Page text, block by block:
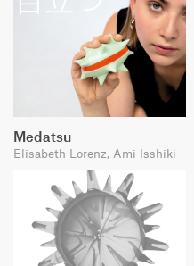
Medatsu
Elisabeth Lorenz, Ami Isshiki